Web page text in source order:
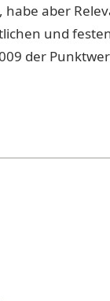
habe aber
und
der